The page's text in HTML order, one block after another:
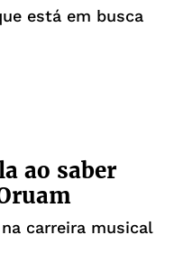
está em busca
ao saber
carreira musical